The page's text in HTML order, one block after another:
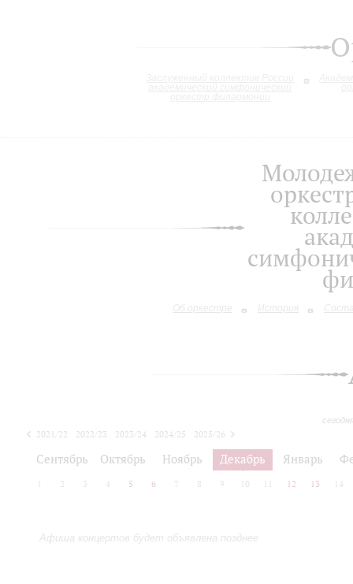
Об оркестре История
2021/22 2022/23 2023/24 2024/25
2025/26
Сентябрь Октябрь Ноябрь Декабрь Январь
2 3 4 5 6 7 8 9 10 12 13 14
Афиша концертов будет объявлена позднее